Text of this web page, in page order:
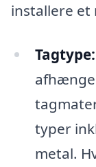
installere et
Tagtype:
typer
metal.